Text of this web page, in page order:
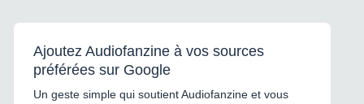
Ajoutez Audiofanzine à vos sources
préférées sur Google
Un geste simple qui soutient Audiofanzine et vous